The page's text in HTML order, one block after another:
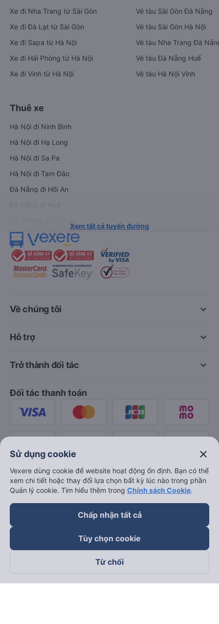
Xe đi Nha Trang từ Sài Gòn
Xe đi Đà Lạt từ Sài Gòn
Xe đi Sapa từ Hà Nội
Xe đi Hải Phòng từ Hà Nội
Xe đi Vinh từ Hà Nội
Vé tàu Sài Gòn Đà Nẵng
Vé tàu Sài Gòn Hà Nội
Vé tàu Nha Trang Đà
Vé tàu Đà Nẵng Huế
Vé tàu Hà Nội Vinh
Thuê xe
Hà Nội đi Ninh Bình
Hà Nội đi Hạ Long
Hà Nội đi Sa Pa
Hà Nội đi Tam Đảo
Đà Nẵng đi Hội An
Xem tất cả tuyến đường
keyboard_arrow_down
Về chúng tôi
keyboard_arrow_down
Hỗ trợ
keyboard_arrow_down
Trở thành đối tác
Đối tác thanh toán
Sử dụng cookie close
Vexere dùng cookie để website hoạt động ổn định. Bạn có thể
xem chi tiết hoặc thay đổi lựa chọn bất kỳ lúc nào trong phần
Quản lý cookie. Tìm hiểu thêm trong Chính sách Cookie.
Chấp nhận tất cả
Tùy chọn cookie
Từ chối